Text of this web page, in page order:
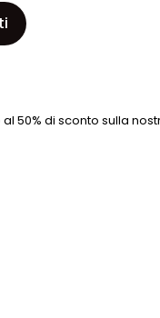
50% di sconto sulla